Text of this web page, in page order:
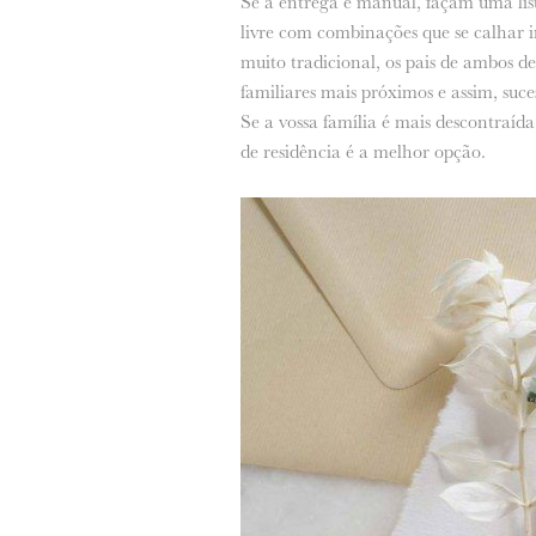
livre com combinações que se calhar
muito tradicional, os pais de ambos
familiares mais próximos e assim,
Se a vossa família é mais
de residência é a melhor opção.